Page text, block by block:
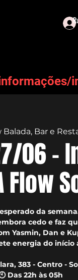
Balada, Bar e
06 -
Flow
da
cedo e faz
Yasmin, Dan e
energia do início
383 - Centro -
Das 22h às 05h